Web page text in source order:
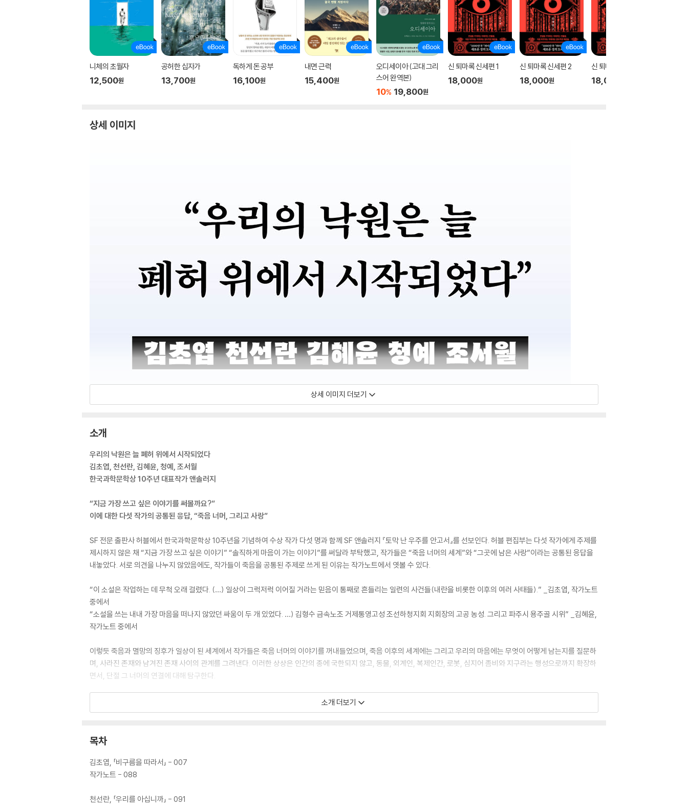
니체의 초월자
12,500원
공허한 십자가
13,700원
독하게 돈 공부
16,100원
내면 근력
15,400원
오디세이아 (고대 그리
스어 완역본)
10% 19,800원
신 퇴마록 신세편 1
18,000원
신 퇴마록 신세편 2
18,000원
신 퇴마록 신세편 3
18,000
상세 이미지
상세 이미지 더보기
소개
우리의 낙원은 늘 폐허 위에서 시작되었다
김초엽, 천선란, 김혜윤, 청예, 조서월
한국과학문학상 10주년 대표작가 앤솔러지
“지금 가장 쓰고 싶은 이야기를 써볼까요?”
이에 대한 다섯 작가의 공통된 응답, “죽음 너머, 그리고 사랑”
SF 전문 출판사 허블에서 한국과학문학상 10주년을 기념하여 수상 작가 다섯 명과 함께 SF 앤솔러지 『토막 난 우주를 안고서』를 선보인다. 허블 편집부는 다섯 작가에게 주제를
제시하지 않은 채 “지금 가장 쓰고 싶은 이야기” “솔직하게 마음이 가는 이야기”를 써달라 부탁했고, 작가들은 “죽음 너머의 세계”와 “그곳에 남은 사랑”이라는 공통된 응답을
내놓았다. 서로 의견을 나누지 않았음에도, 작가들이 죽음을 공통된 주제로 쓰게 된 이유는 작가노트에서 엿볼 수 있다.
“이 소설은 작업하는 데 무척 오래 걸렸다. (…) 일상이 그럭저럭 이어질 거라는 믿음이 통째로 흔들리는 일련의 사건들(내란을 비롯한 이후의 여러 사태들).” _김초엽, 작가노트
중에서
“소설을 쓰는 내내 가장 마음을 떠나지 않았던 싸움이 두 개 있었다. …) 김형수 금속노조 거제통영고성 조선하청지회 지회장의 고공 농성. 그리고 파주시 용주골 시위” _김혜윤,
작가노트 중에서
이렇듯 죽음과 멸망의 징후가 일상이 된 세계에서 작가들은 죽음 너머의 이야기를 꺼내들었으며, 죽음 이후의 세계에는 그리고 우리의 마음에는 무엇이 어떻게 남는지를 질문하
며, 사라진 존재와 남겨진 존재 사이의 관계를 그려낸다. 이러한 상상은 인간의 종에 국한되지 않고, 동물, 외계인, 복제인간, 로봇, 심지어 좀비와 지구라는 행성으로까지 확장하
면서, 단절 그 너머의 연결에 대해 탐구한다.
첫 번째 작품 김초엽의 「비구름을 따라서」는 죽은 룸메이트가 보내온 추모식 초대장에서 시작된다. 오직 죽은 이에 대한 소중한 기억과 마음 때문에 초대장을 따라간 이들은, 현
실 세계에는 존재하지 않는 물건들과 단서들을 통해 그가 죽은 것이 아니라 다른 세계로 건너갔을지도 모른다는 가능성을 상상하고 추론한다. 초대장의 진위를 파악하려는 과정
사태 이후의 세계에서 화자는 정신을 간신히 붙든 채, 좀비가 되어버린 아내와 함께 떠돌며 ‘인간 이후’에도 지속되는 사랑과 책임에 대해 생각한다. 좀비의 뇌에서 발생하는 훼손
된 과거의 기억과 좀비의 몸에서 받아들이는 모호한 감각이 뒤섞인 상황 속에서도, 화자는 아내의 손을 놓지 않기 위해 고군분투한다.
세 번째 작품 김혜윤의 「오름의 말들」은 낯선 방식으로 감정을 표현하는 외계 생명체 ‘오름’들과의 소통을 시도하는 연구자들의 이야기다. 오름을 이용하려는 세력의 총구가 밀어
소개 더보기
목차
김초엽, 「비구름을 따라서」 - 007
작가노트 - 088
천선란, 「우리를 아십니까」 - 091